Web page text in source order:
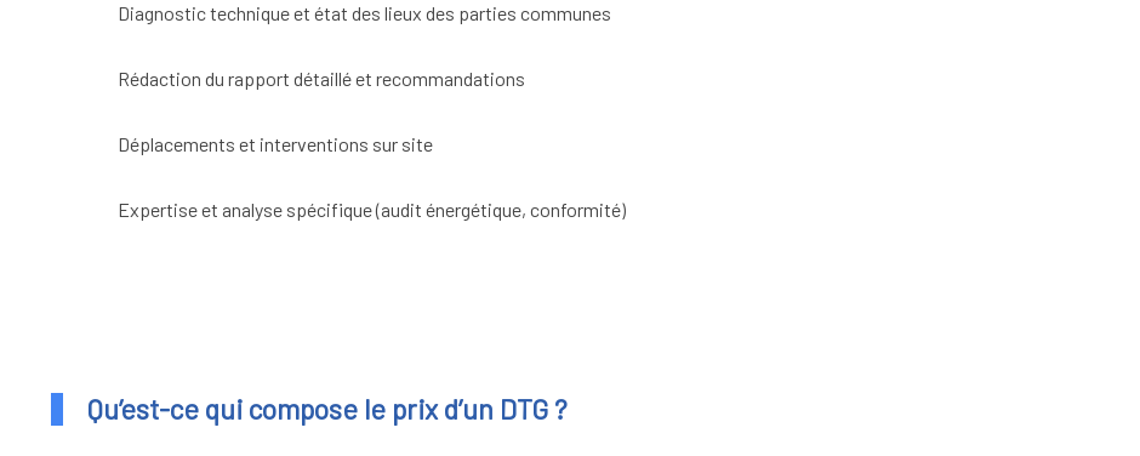
Diagnostic technique et état des lieux des parties communes
Rédaction du rapport détaillé et recommandations
Déplacements et interventions sur site
Expertise et analyse spécifique (audit énergétique, conformité)
Qu’est-ce qui compose le prix d’un DTG ?